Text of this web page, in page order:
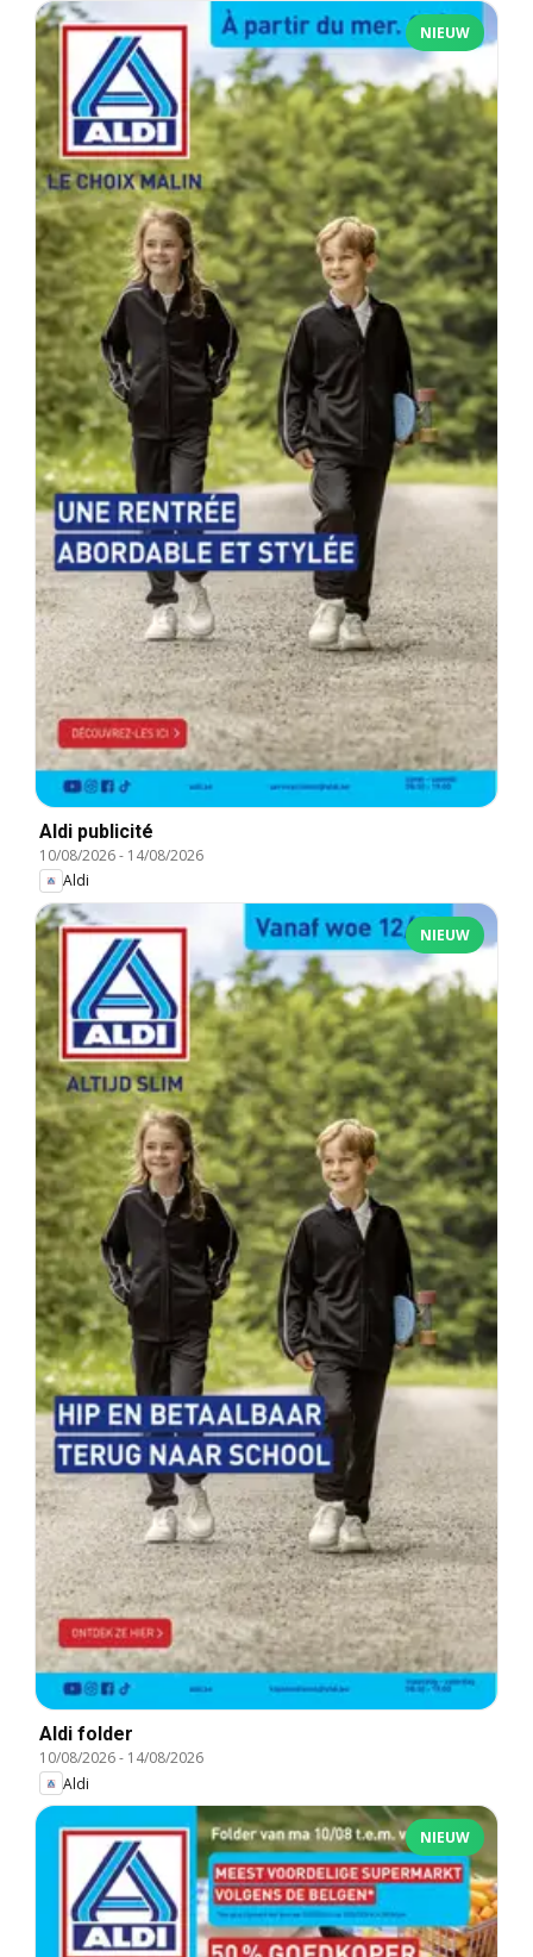
NIEUW
Aldi publicité
10/08/2026- 14/08/2026
Aldi
NIEUW
Aldi folder
10/08/2026- 14/08/2026
Aldi
NIEUW